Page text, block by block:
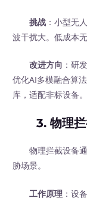
挑战 ：小型无
波干扰大。低成本
改进方向 ：研
优化AI多模融合算
库，适配非标设备。
3. 物理拦
物理拦截设备通
胁场景。
工作原理 ：设